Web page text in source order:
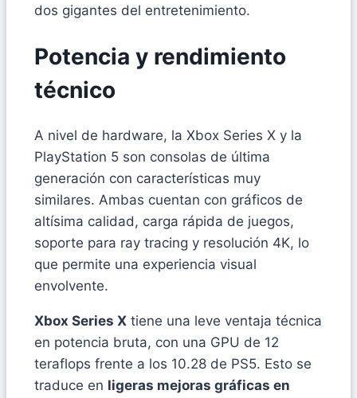
dos gigantes del entretenimiento.
Potencia y rendimiento
técnico
A nivel de hardware, la Xbox Series X y la
PlayStation 5 son consolas de última
generación con características muy
similares. Ambas cuentan con gráficos de
altísima calidad, carga rápida de juegos,
soporte para ray tracing y resolución 4K, lo
que permite una experiencia visual
envolvente.
Xbox Series X tiene una leve ventaja técnica
en potencia bruta, con una GPU de 12
teraflops frente a los 10.28 de PS5. Esto se
traduce en ligeras mejoras gráficas en